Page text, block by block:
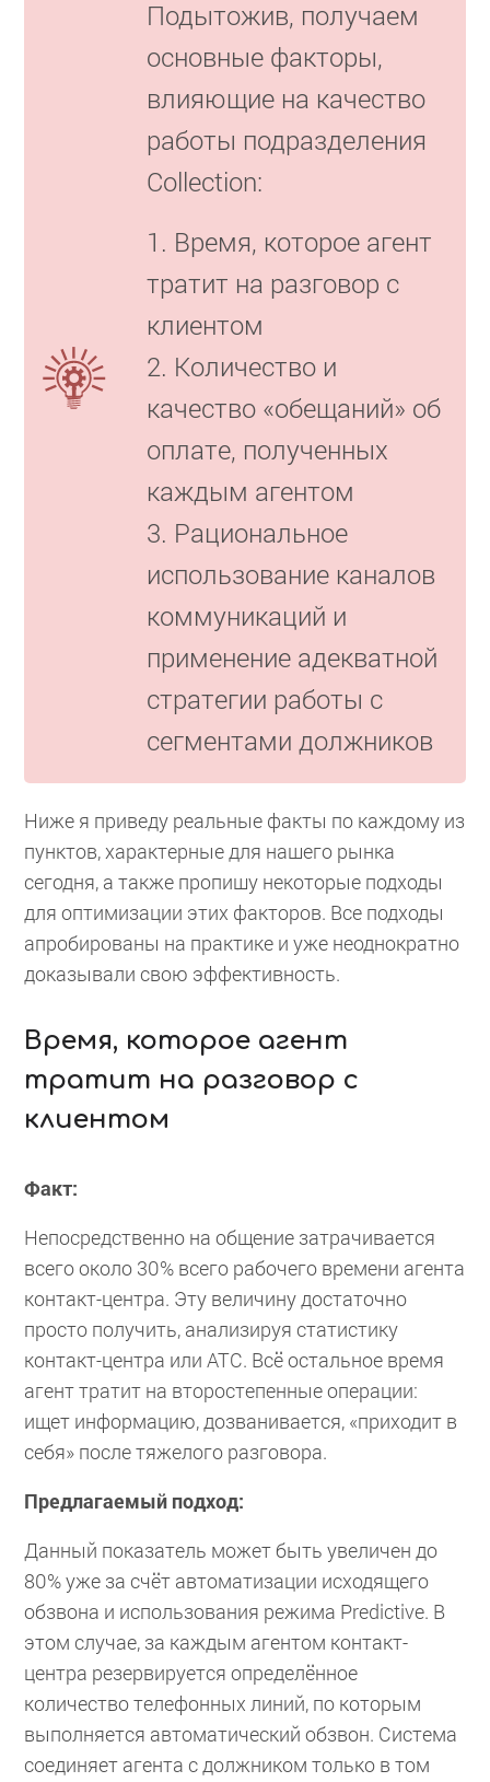
Подытожив, получаем
основные факторы,
влияющие на качество
работы подразделения
Collection:
1. Время, которое агент
тратит на разговор с
клиентом
2. Количество и
качество «обещаний» об
оплате, полученных
каждым агентом
3. Рациональное
использование каналов
коммуникаций и
применение адекватной
стратегии работы с
сегментами должников
Ниже я приведу реальные факты по каждому из
пунктов, характерные для нашего рынка
сегодня, а также пропишу некоторые подходы
для оптимизации этих факторов. Все подходы
апробированы на практике и уже неоднократно
доказывали свою эффективность.
Время, которое агент
тратит на разговор с
клиентом
Факт:
Непосредственно на общение затрачивается
всего около 30% всего рабочего времени агента
контакт-центра. Эту величину достаточно
просто получить, анализируя статистику
контакт-центра или АТС. Всё остальное время
агент тратит на второстепенные операции:
ищет информацию, дозванивается, «приходит в
себя» после тяжелого разговора.
Предлагаемый подход:
Данный показатель может быть увеличен до
80% уже за счёт автоматизации исходящего
обзвона и использования режима Predictive. В
этом случае, за каждым агентом контакт-
центра резервируется определённое
количество телефонных линий, по которым
выполняется автоматический обзвон. Система
соединяет агента с должником только в том